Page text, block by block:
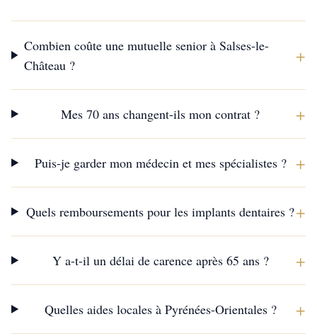
Combien coûte une mutuelle senior à Salses-le-
Château ?
+
Mes 70 ans changent-ils mon contrat ? +
Puis-je garder mon médecin et mes spécialistes ? +
Quels remboursements pour les implants dentaires ?+
Y a-t-il un délai de carence après 65 ans ? +
Quelles aides locales à Pyrénées-Orientales ? +